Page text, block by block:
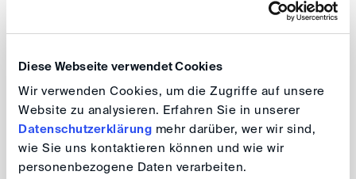
Diese Webseite verwendet Cookies
Wir verwenden Cookies, um die Zugriffe auf unsere
Website zu analysieren. Erfahren Sie in unserer
Datenschutzerklärung mehr darüber, wer wir sind,
wie Sie uns kontaktieren können und wie wir
personenbezogene Daten verarbeiten.
Schurr et al, FS Bernhard Eccher (2016)
Schiedsverfahren, in: Schurr (Hrsg), Handbuch
Asset Protection (2015)
Der Vorwegverzicht auf die Anfechtung des
Schiedsspruchs – zugleich ein Beitrag zur Stellung
des Schiedsverfahrens im österreichischen Recht,